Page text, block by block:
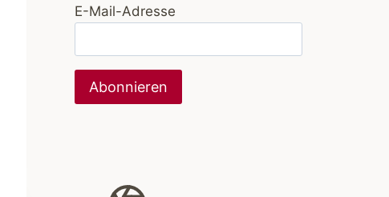
E-Mail-Adresse